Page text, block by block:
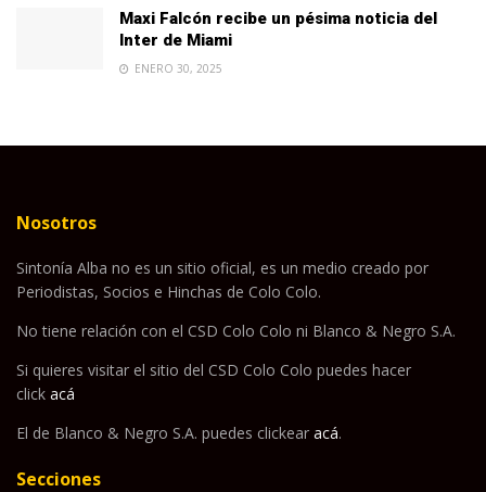
Maxi Falcón recibe un pésima noticia del
Inter de Miami
ENERO 30, 2025
Nosotros
Sintonía Alba no es un sitio oficial, es un medio creado por
Periodistas, Socios e Hinchas de Colo Colo.
No tiene relación con el CSD Colo Colo ni Blanco & Negro S.A.
Si quieres visitar el sitio del CSD Colo Colo puedes hacer
click acá
El de Blanco & Negro S.A. puedes clickear acá.
Secciones